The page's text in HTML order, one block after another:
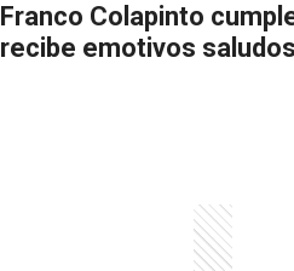
Franco Colapinto
recibe emotivos